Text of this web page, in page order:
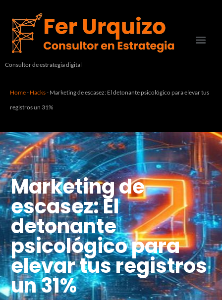
Consultor de estrategia digital
Home- Hacks- Marketing de escasez: El detonante psicológico para elevar tus
registros un 31%
Marketing de
escasez: El
detonante
psicológico para
elevar tus registros
un 31%